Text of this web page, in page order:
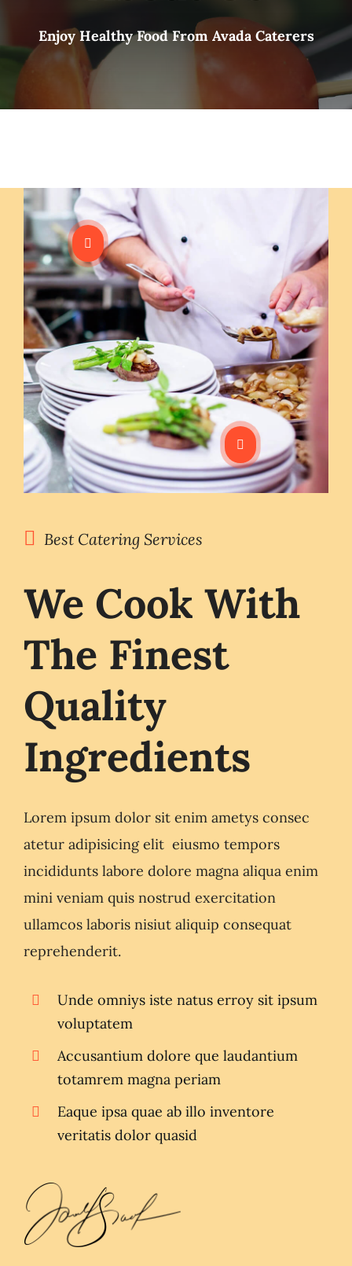
Házak
Egyéb
Rólunk
Enjoy Healthy Food From Avada Caterers
Best Catering Services
We Cook With
The Finest
Quality
Ingredients
Lorem ipsum dolor sit enim ametys consec
atetur adipisicing elit eiusmo tempors
incididunts labore dolore magna aliqua enim
mini veniam quis nostrud exercitation
ullamcos laboris nisiut aliquip consequat
reprehenderit.
Unde omniys iste natus erroy sit ipsum
voluptatem
Accusantium dolore que laudantium
totamrem magna periam
Eaque ipsa quae ab illo inventore
veritatis dolor quasid